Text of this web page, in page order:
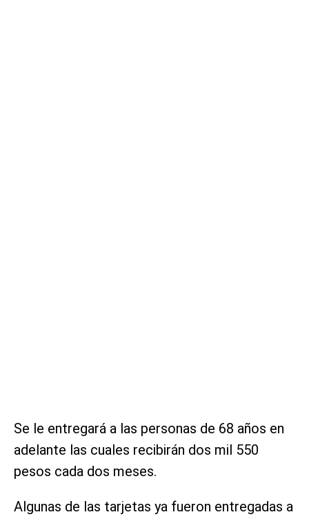
Se le entregará a las personas de 68 años en
adelante las cuales recibirán dos mil 550
pesos cada dos meses.
Algunas de las tarjetas ya fueron entregadas a